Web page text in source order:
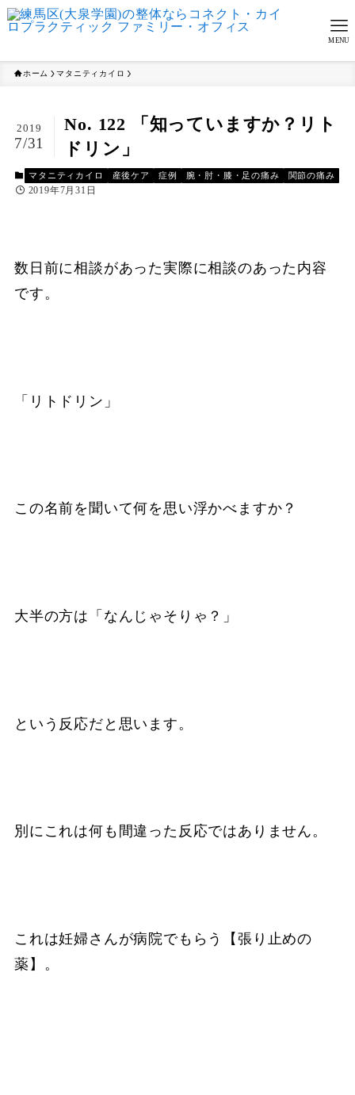
MENU
ホーム マタニティカイロ
No. 122 「知っていますか？リト
ドリン」
2019
7/31
マタニティカイロ 産後ケア 症例 腕・肘・膝・足の痛み 関節の痛み
2019年7月31日
数日前に相談があった実際に相談のあった内容
です。
「リトドリン」
この名前を聞いて何を思い浮かべますか？
大半の方は「なんじゃそりゃ？」
という反応だと思います。
別にこれは何も間違った反応ではありません。
これは妊婦さんが病院でもらう【張り止めの
薬】。